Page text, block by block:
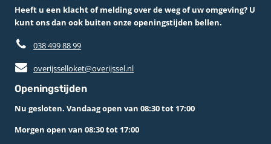
Heeft u een klacht of melding over de weg of uw omgeving? U
kunt ons dan ook buiten onze openingstijden bellen.
038 499 88 99
overijsselloket@overijssel.nl
Openingstijden
Nu gesloten. Vandaag open van 08:30 tot 17:00
Morgen open van 08:30 tot 17:00